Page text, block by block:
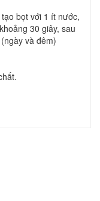
bọt với 1 ít nước,
30 giây, sau
và đêm)